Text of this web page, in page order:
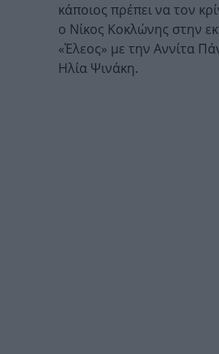
κάποιος πρέπει να τον
ο Νίκος Κοκλώνης στην
«Έλεος» με την Αννίτα
Ηλία Ψινάκη.